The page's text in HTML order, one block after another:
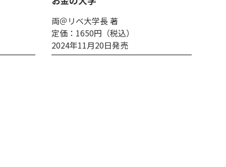
両＠リベ大学長 著
定価：1650円（税込）
2024年11月20日発売